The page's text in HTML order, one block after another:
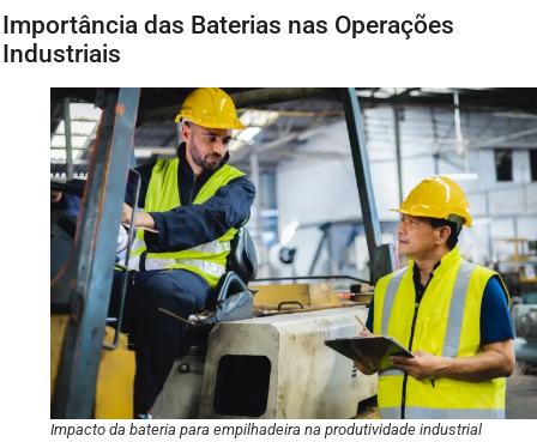
Importância das Baterias nas Operações
Industriais
Impacto da bateria para empilhadeira na produtividade industrial